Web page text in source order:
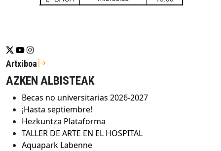
Se abrirá nueva ventana-twitter
Se abrirá nueva ventana-youtube
Se abrirá nueva ventana-instragram
Artxiboa
AZKEN ALBISTEAK
Becas no universitarias 2026-2027
¡Hasta septiembre!
Hezkuntza Plataforma
TALLER DE ARTE EN EL HOSPITAL
Aquapark Labenne